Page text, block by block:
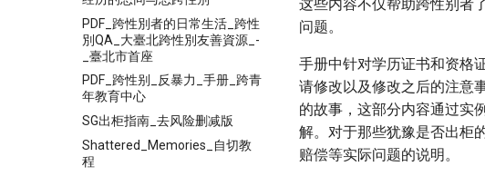
PDF_跨性別者的日常生活_跨性
別QA_大臺北跨性別友善資源_-
_臺北市首座
PDF_跨性别_反暴力_手册_跨青
年教育中心
SG出柜指南_去风险删减版
Shattered_Memories_自切教
程
这些内容不仅帮助跨性别者
问题。
手册中针对学历证书和资格
请修改以及修改之后的注意
的故事，这部分内容通过实
解。对于那些犹豫是否出柜
赔偿等实际问题的说明。